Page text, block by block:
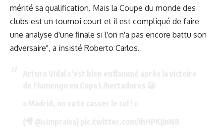
mérité sa qualification. Mais la Coupe du monde des
clubs est un tournoi court et il est compliqué de faire
une analyse d'une finale si l'on n'a pas encore battu son
adversaire", a insisté Roberto Carlos.